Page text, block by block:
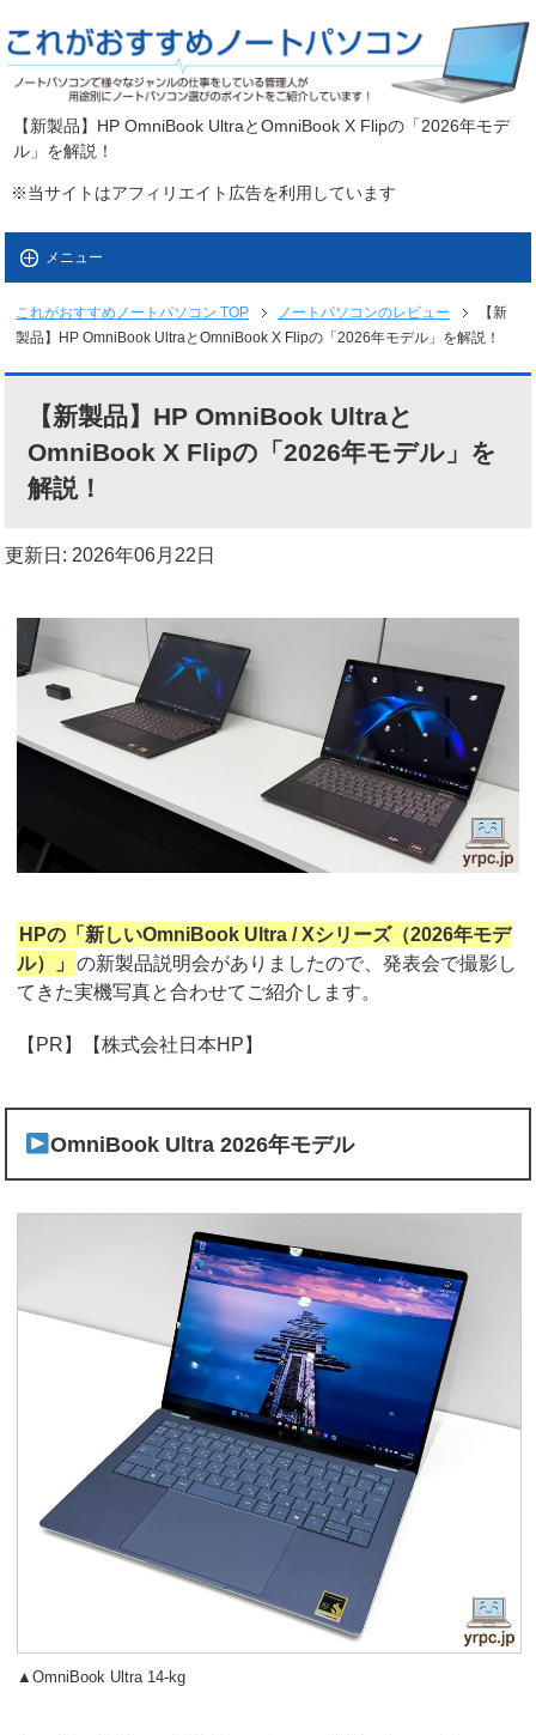
【新製品】HP OmniBook UltraとOmniBook X Flipの「2026年モデ
ル」を解説！
※当サイトはアフィリエイト広告を利用しています
メニュー
これがおすすめノートパソコン TOP ノートパソコンのレビュー
【新
製品】HP OmniBook UltraとOmniBook X Flipの「2026年モデル」を解説！
【新製品】HP OmniBook Ultraと
OmniBook X Flipの「2026年モデル」を
解説！
更新日: 2026年06月22日
HPの「新しいOmniBook Ultra / Xシリーズ（2026年モデ
ル）」
の新製品説明会がありましたので、発表会で撮影し
てきた実機写真と合わせてご紹介します。
【PR】【株式会社日本HP】
OmniBook Ultra 2026年モデル
▲OmniBook Ultra 14-kg